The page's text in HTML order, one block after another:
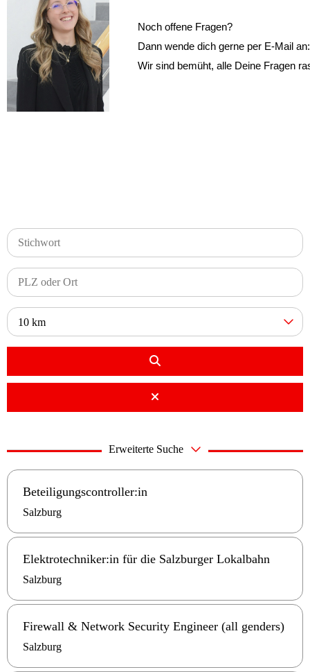
Noch offene Fragen?
Dann wende dich gerne per E-Mail
Wir sind bemüht, alle Deine Fragen
10 km
Erweiterte Suche
Beteiligungscontroller:in
Salzburg
Elektrotechniker:in für die Salzburger Lokalbahn
Salzburg
Firewall & Network Security Engineer (all genders)
Salzburg